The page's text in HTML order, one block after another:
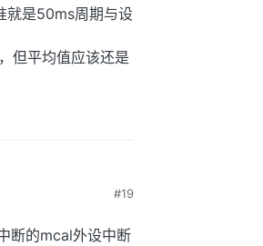
就是50ms周期与设
但平均值应该还是
#19
断的mcal外设中断